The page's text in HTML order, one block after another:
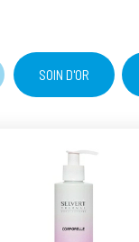
SOIN D'OR